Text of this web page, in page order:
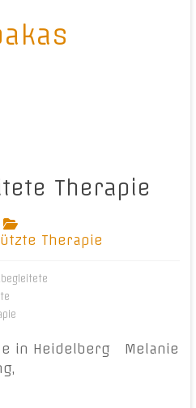
Therapie
Therapie
in Heidelberg Melanie